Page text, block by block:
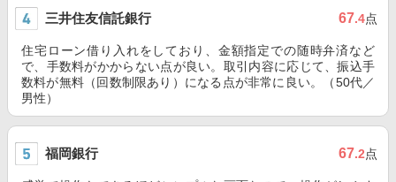
三井住友信託銀行 67.4点
住宅ローン借り入れをしており、金額指定での随時弁済など
で、手数料がかからない点が良い。取引内容に応じて、振込手
数料が無料（回数制限あり）になる点が非常に良い。（50代／
男性）
福岡銀行 67.2点